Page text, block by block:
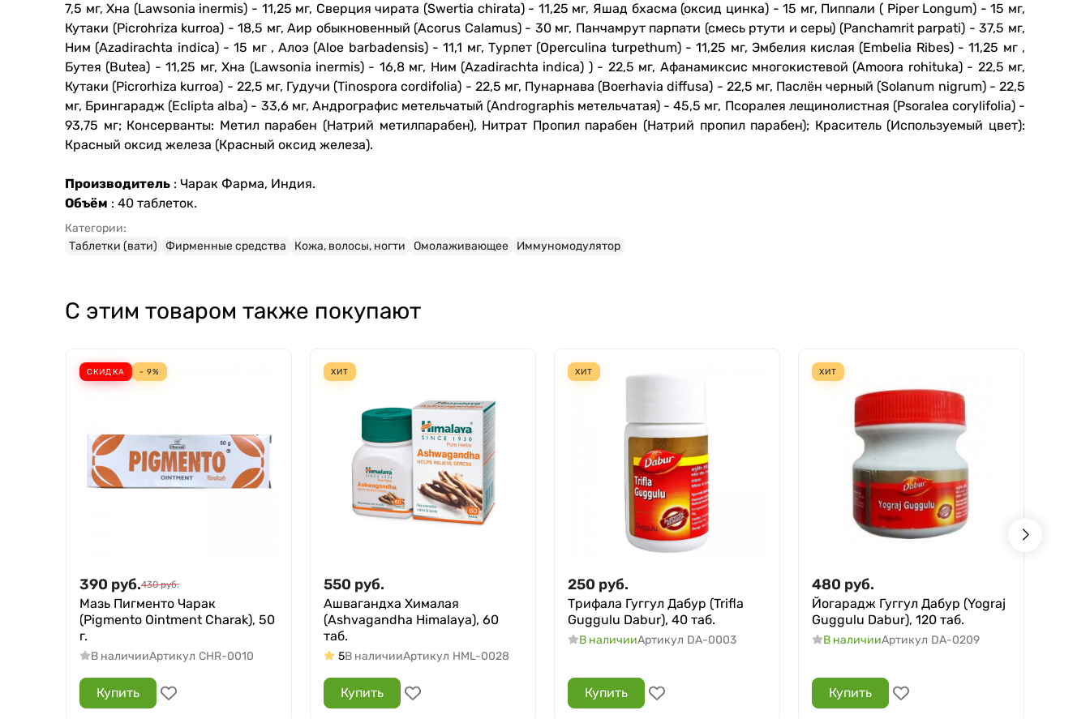
7,5 мг, Хна (Lawsonia inermis) - 11,25 мг, Сверция чирата (Swertia chirata) - 11,25 мг, Яшад бхасма (оксид цинка) - 15 мг, Пиппали ( Piper Longum) - 15 мг,
Кутаки (Picrohriza kurroa) - 18,5 мг, Аир обыкновенный (Acorus Calamus) - 30 мг, Панчамрут парпати (смесь ртути и серы) (Panchamrit parpati) - 37,5 мг,
Ним (Azadirachta indica) - 15 мг , Алоэ (Aloe barbadensis) - 11,1 мг, Турпет (Operculina turpethum) - 11,25 мг, Эмбелия кислая (Embelia Ribes) - 11,25 мг ,
Бутея (Butea) - 11,25 мг, Хна (Lawsonia inermis) - 16,8 мг, Ним (Azadirachta indica) ) - 22,5 мг, Афанамиксис многокистевой (Amoora rohituka) - 22,5 мг,
Кутаки (Picrorhiza kurroa) - 22,5 мг, Гудучи (Tinospora cordifolia) - 22,5 мг, Пунарнава (Boerhavia diffusa) - 22,5 мг, Паслён черный (Solanum nigrum) - 22,5
мг, Брингарадж (Eclipta alba) - 33,6 мг, Андрографис метельчатый (Andrographis метельчатая) - 45,5 мг, Псоралея лещинолистная (Psoralea corylifolia) -
93,75 мг; Консерванты: Метил парабен (Натрий метилпарабен), Нитрат Пропил парабен (Натрий пропил парабен); Краситель (Используемый цвет):
Красный оксид железа (Красный оксид железа).
Производитель : Чарак Фарма, Индия.
Объём : 40 таблеток.
Категории:
Таблетки (вати)
Фирменные средства Кожа, волосы, ногти Омолаживающее Иммуномодулятор
С этим товаром также покупают
СКИДКА - 9%
390 руб.430 руб.
Мазь Пигменто Чарак
(Pigmento Ointment Charak), 50
г.
В наличииАртикул CHR-0010
Купить
ХИТ
550 руб.
Ашвагандха Хималая
(Ashvagandha Himalaya), 60
таб.
5В наличииАртикул HML-0028
Купить
ХИТ
250 руб.
Трифала Гуггул Дабур (Trifla
Guggulu Dabur), 40 таб.
В наличииАртикул DA-0003
Купить
ХИТ
480 руб.
Йогарадж Гуггул Дабур (Yograj
Guggulu Dabur), 120 таб.
В наличииАртикул DA-0209
Купить